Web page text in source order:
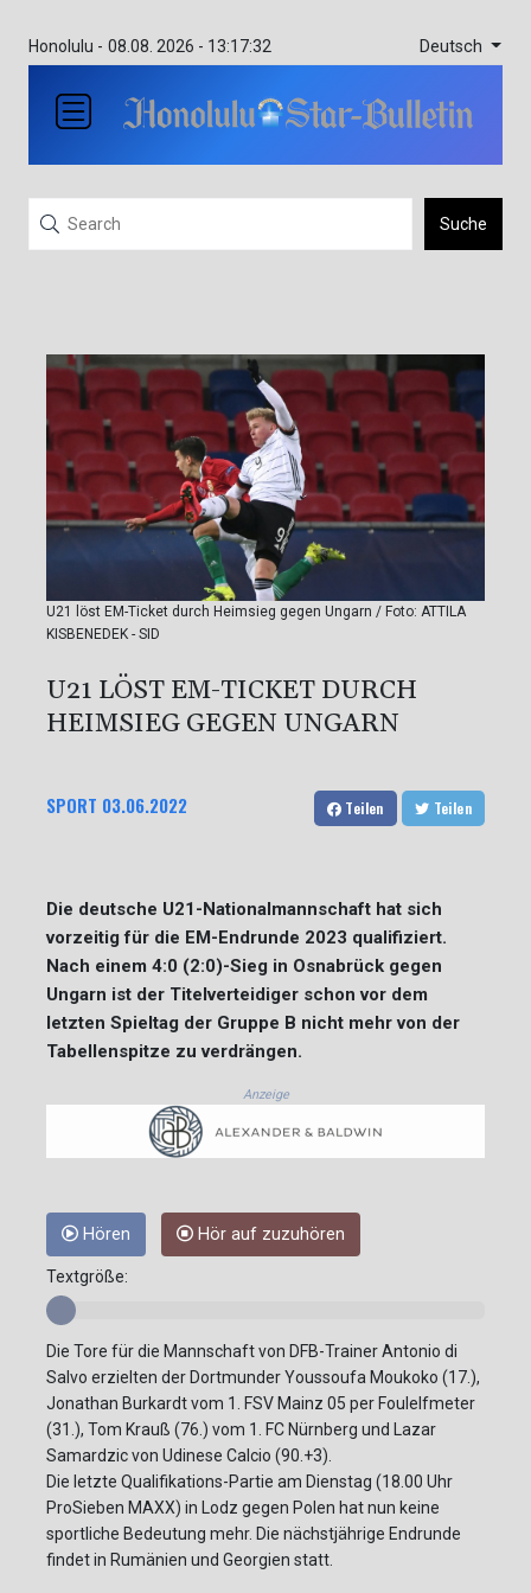
Honolulu - 08.08. 2026 - 13:17:32 Deutsch
Suche
U21 löst EM-Ticket durch Heimsieg gegen Ungarn / Foto: ATTILA
KISBENEDEK - SID
U21 LÖST EM-TICKET DURCH
HEIMSIEG GEGEN UNGARN
SPORT 03.06.2022 Teilen Teilen
Die deutsche U21-Nationalmannschaft hat sich
vorzeitig für die EM-Endrunde 2023 qualifiziert.
Nach einem 4:0 (2:0)-Sieg in Osnabrück gegen
Ungarn ist der Titelverteidiger schon vor dem
letzten Spieltag der Gruppe B nicht mehr von der
Tabellenspitze zu verdrängen.
Anzeige
Hören Hör auf zuzuhören
Textgröße:
Die Tore für die Mannschaft von DFB-Trainer Antonio di
Salvo erzielten der Dortmunder Youssoufa Moukoko (17.),
Jonathan Burkardt vom 1. FSV Mainz 05 per Foulelfmeter
(31.), Tom Krauß (76.) vom 1. FC Nürnberg und Lazar
Samardzic von Udinese Calcio (90.+3).
Die letzte Qualifikations-Partie am Dienstag (18.00 Uhr
ProSieben MAXX) in Lodz gegen Polen hat nun keine
sportliche Bedeutung mehr. Die nächstjährige Endrunde
findet in Rumänien und Georgien statt.